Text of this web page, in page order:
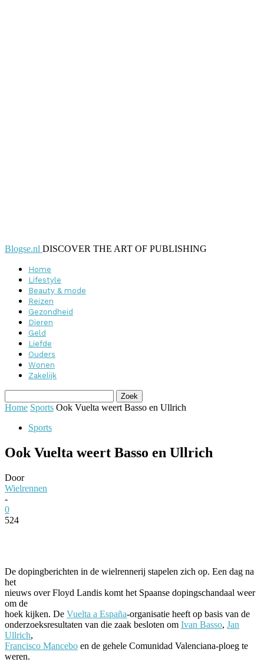
Blogse.nl DISCOVER THE ART OF PUBLISHING
Home
Lifestyle
Beauty & mode
Reizen
Gezondheid
Dieren
Geld
Liefde
Ouders
Wonen
Zakelijk
Home Sports Ook Vuelta weert Basso en Ullrich
Sports
Ook Vuelta weert Basso en Ullrich
Door
Wielrennen
-
0
524
De dopingberichten in de wielrennerij stapelen zich op. Een dag na
het
nieuws over Floyd Landis komt het Spaanse dopingschandaal weer
om de
hoek kijken. De Vuelta a España-organisatie heeft op basis van de
onderzoeksresultaten van die zaak besloten om Ivan Basso, Jan
Ullrich,
Francisco Mancebo en de gehele Comunidad Valenciana-ploeg te
weren.